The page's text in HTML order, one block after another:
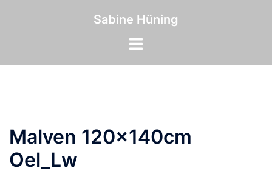
Sabine Hüning
Menü
umschalten
Malven 120x140cm
Oel_Lw